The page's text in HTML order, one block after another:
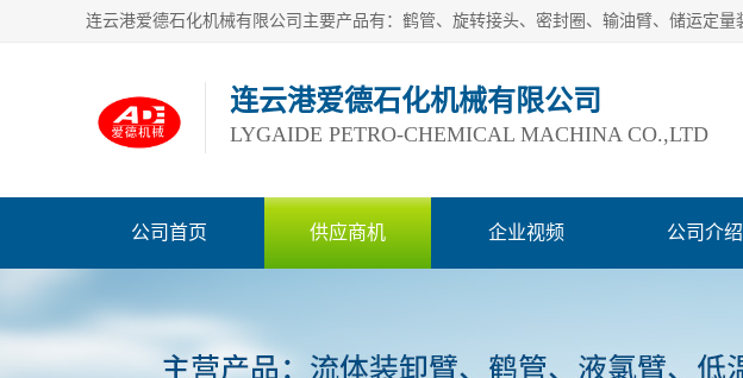
连云港爱德石化机械有限公司
LYGAIDE PETRO-CHEMICAL MACHINA CO.,LTD
公司首页 供应商机 企业视频 公司介绍